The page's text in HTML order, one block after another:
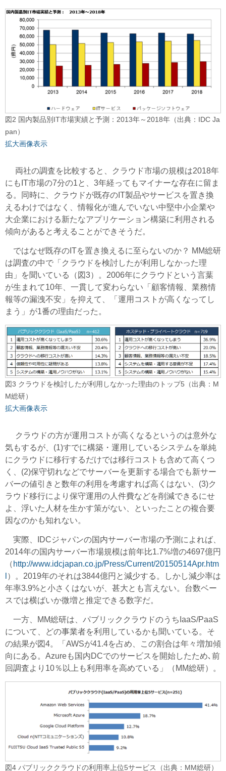
図2 国内製品別IT市場実績と予測：2013年～2018年（出典：IDC Ja
pan）
拡大画像表示
両社の調査を比較すると、クラウド市場の規模は2018年
にもIT市場の7分の1と、3年経ってもマイナーな存在に留ま
る。同時に、クラウドが既存のIT製品やサービスを置き換
えるわけではなく、情報化が進んでいない中堅中小企業や
大企業における新たなアプリケーション構築に利用される
傾向があると考えることができそうだ。
ではなぜ既存のITを置き換えるに至らないのか？ MM総研
は調査の中で「クラウドを検討したが利用しなかった理
由」を聞いている（図3）。2006年にクラウドという言葉
が生まれて10年、一貫して変わらない「顧客情報、業務情
報等の漏洩不安」を抑えて、「運用コストが高くなってし
まう」が1番の理由だった。
図3 クラウドを検討したが利用しなかった理由のトップ5（出典：M
M総研）
拡大画像表示
クラウドの方が運用コストが高くなるというのは意外な
気もするが、(1)すでに構築・運用しているシステムを単純
にクラウドに移行するだけでは移行コストも含めて高くつ
く、(2)保守切れなどでサーバーを更新する場合でも新サー
バーの値引きと数年の利用を考慮すれば高くはない、(3)ク
ラウド移行により保守運用の人件費などを削減できるにせ
よ、浮いた人材を生かす策がない、といったことの複合要
因なのかも知れない。
実際、IDCジャパンの国内サーバー市場の予測によれば、
2014年の国内サーバー市場規模は前年比1.7%増の4697億円
（ http://www.idcjapan.co.jp/Press/Current/20150514Apr.htm
）。2019年のそれは3844億円と減少する。しかし減少率は
年率3.9%と小さくはないが、甚大とも言えない。台数ベー
スでは横ばいか微増と推定できる数字だ。
一方、MM総研は、パブリッククラウドのうちIaaS/PaaS
について、どの事業者を利用しているかも聞いている。そ
の結果が図4。「AWSが41.4を占め、この割合は年々増加傾
向にある。Azureも国内DCでのサービスを開始したため､前
回調査より10％以上も利用率を高めている」（MM総研）。
図4 パブリッククラウドの利用率上位5サービス（出典：MM総研）